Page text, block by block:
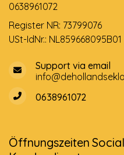
0638961072
Register NR: 73799076
USt-IdNr.: NL859668095B01
Support via email
0638961072
Öffnungszeiten